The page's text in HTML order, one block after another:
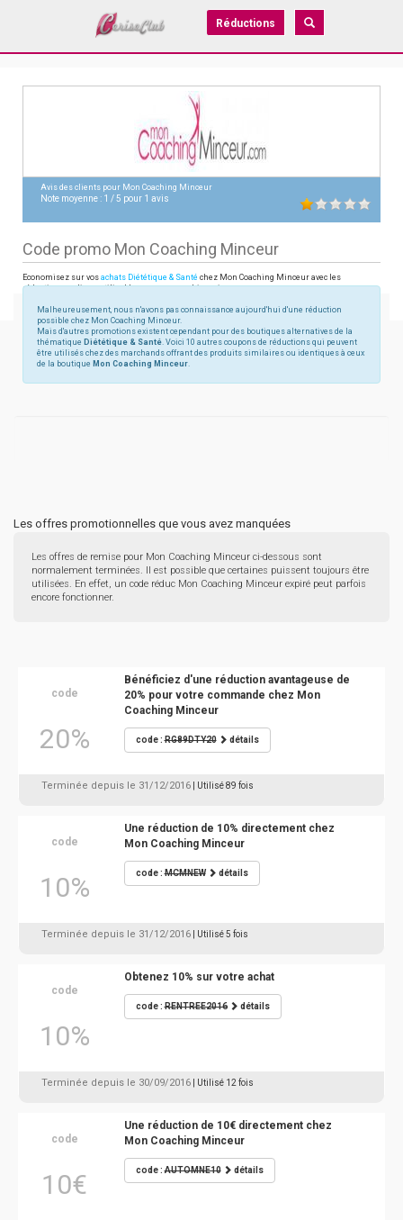
Réductions
Avis des clients pour Mon Coaching Minceur
Note moyenne : 1 /5 pour 1 avis
Code promo Mon Coaching Minceur
Economisez sur vos achats Diététique & Santé chez Mon Coaching Minceur avec les
réductions en ligne utilisables sur moncoachingminceur.com
Malheureusement, nous n'avons pas connaissance aujourd'hui d'une réduction
possible chez Mon Coaching Minceur.
Mais d'autres promotions existent cependant pour des boutiques alternatives de la
thématique Diététique & Santé. Voici 10 autres coupons de réductions qui peuvent
être utilisés chez des marchands offrant des produits similaires ou identiques à ceux
de la boutique Mon Coaching Minceur.
Les offres promotionnelles que vous avez manquées
Les offres de remise pour Mon Coaching Minceur ci-dessous sont
normalement terminées. Il est possible que certaines puissent toujours être
utilisées. En effet, un code réduc Mon Coaching Minceur expiré peut parfois
encore fonctionner.
code
20%
Bénéficiez d'une réduction avantageuse de
20% pour votre commande chez Mon
Coaching Minceur
code :RG89DTY20 détails
Terminée depuis le 31/12/2016 | Utilisé 89 fois
code
10%
Une réduction de 10% directement chez
Mon Coaching Minceur
code :MCMNEW détails
Terminée depuis le 31/12/2016 | Utilisé 5 fois
code
10%
Obtenez 10% sur votre achat
code :RENTREE2016 détails
Terminée depuis le 30/09/2016 | Utilisé 12 fois
code
10€
Une réduction de 10€ directement chez
Mon Coaching Minceur
code :AUTOMNE10 détails